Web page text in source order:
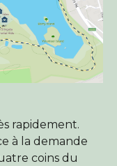
rapidement.
à la demande
coins du